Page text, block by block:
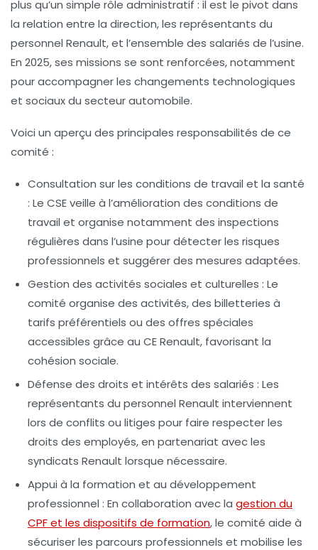
plus qu’un simple rôle administratif : il est le pivot dans
la relation entre la direction, les représentants du
personnel Renault, et l’ensemble des salariés de l’usine.
En 2025, ses missions se sont renforcées, notamment
pour accompagner les changements technologiques
et sociaux du secteur automobile.
Voici un aperçu des principales responsabilités de ce
comité :
Consultation sur les conditions de travail et la santé
: Le CSE veille à l’amélioration des conditions de
travail et organise notamment des inspections
régulières dans l’usine pour détecter les risques
professionnels et suggérer des mesures adaptées.
Gestion des activités sociales et culturelles : Le
comité organise des activités, des billetteries à
tarifs préférentiels ou des offres spéciales
accessibles grâce au CE Renault, favorisant la
cohésion sociale.
Défense des droits et intérêts des salariés : Les
représentants du personnel Renault interviennent
lors de conflits ou litiges pour faire respecter les
droits des employés, en partenariat avec les
syndicats Renault lorsque nécessaire.
Appui à la formation et au développement
professionnel : En collaboration avec la gestion du
CPF et les dispositifs de formation, le comité aide à
sécuriser les parcours professionnels et mobilise les